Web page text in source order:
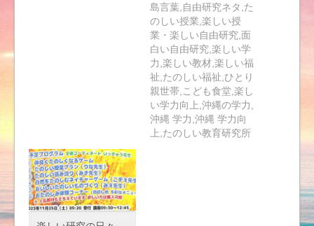
島言葉,自由研究ネタ,た
のしい授業,楽しい授
業・楽しい自由研究,面
白い自由研究,楽しい学
力,楽しい教材,楽しい福
祉,たのしい福祉,ひとり
親世帯,こども食堂,楽し
い学力向上,沖縄の学力,
沖縄 学力,沖縄 学力向
上,たのしい教育研究所